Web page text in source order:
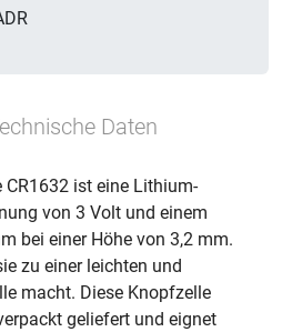
Daten
ist eine Lithium-
von 3 Volt und einem
bei einer Höhe von 3,2 mm.
zu einer leichten und
macht. Diese Knopfzelle
geliefert und eignet